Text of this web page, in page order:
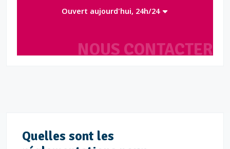
NOUS CONTACTER
Ouvert aujourd'hui, 24h/24
Quelles sont les